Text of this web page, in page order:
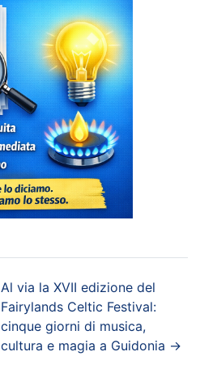
Al via la XVII edizione del
Fairylands Celtic Festival:
cinque giorni di musica,
cultura e magia a Guidonia →